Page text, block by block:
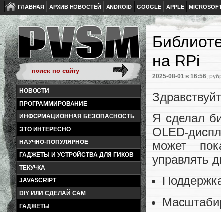
ГЛАВНАЯ АРХИВ НОВОСТЕЙ ANDROID GOOGLE APPLE
НОВОСТИ
ПРОГРАММИРОВАНИЕ
ИНФОРМАЦИОННАЯ БЕЗОПАСНОСТЬ
ЭТО ИНТЕРЕСНО
НАУЧНО-ПОПУЛЯРНОЕ
ГАДЖЕТЫ И УСТРОЙСТВА ДЛЯ ГИКОВ
ТЕКУЧКА
JAVASCRIPT
DIY ИЛИ СДЕЛАЙ САМ
ГАДЖЕТЫ
на RPi
2025-08-01 в 16:56,
Я сделал
OLED-
может
управлять